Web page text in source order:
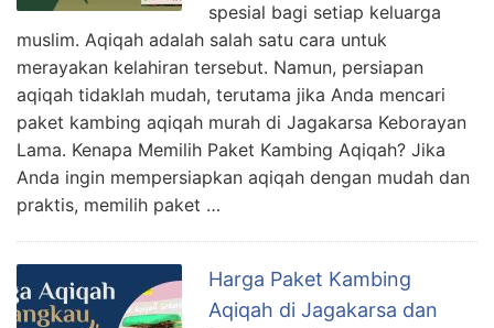
spesial bagi setiap keluarga
muslim. Aqiqah adalah salah satu cara untuk
merayakan kelahiran tersebut. Namun, persiapan
aqiqah tidaklah mudah, terutama jika Anda mencari
paket kambing aqiqah murah di Jagakarsa Keborayan
Lama. Kenapa Memilih Paket Kambing Aqiqah? Jika
Anda ingin mempersiapkan aqiqah dengan mudah dan
praktis, memilih paket …
Harga Paket Kambing
Aqiqah di Jagakarsa dan